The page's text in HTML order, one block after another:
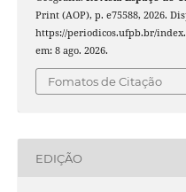
Print (AOP), p. e75588, 2026.
https://periodicos.ufpb.br/
em: 8 ago. 2026.
Fomatos de Citação
EDIÇÃO